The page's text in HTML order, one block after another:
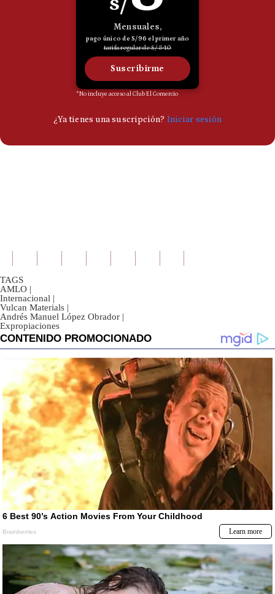
TAGS
AMLO |
Internacional |
Vulcan Materials |
Andrés Manuel López Obrador |
Expropiaciones